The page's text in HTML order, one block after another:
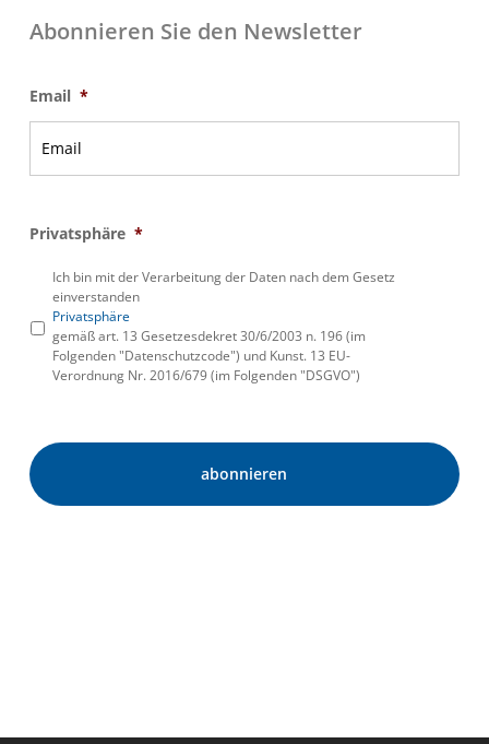
Abonnieren Sie den Newsletter
Email *
Privatsphäre *
Ich bin mit der Verarbeitung der Daten nach dem Gesetz
einverstanden
Privatsphäre
gemäß art. 13 Gesetzesdekret 30/6/2003 n. 196 (im
Folgenden "Datenschutzcode") und Kunst. 13 EU-
Verordnung Nr. 2016/679 (im Folgenden "DSGVO")